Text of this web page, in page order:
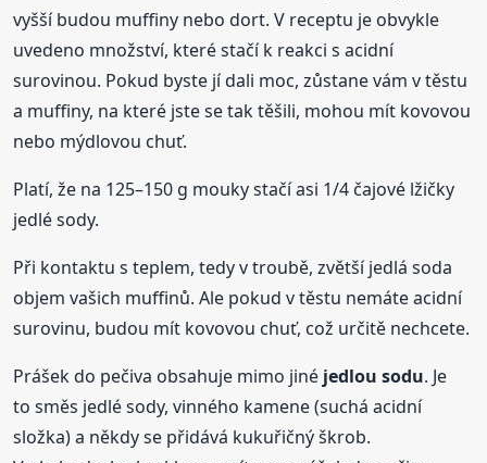
vyšší budou muffiny nebo dort. V receptu je obvykle
uvedeno množství, které stačí k reakci s acidní
surovinou. Pokud byste jí dali moc, zůstane vám v těstu
a muffiny, na které jste se tak těšili, mohou mít kovovou
nebo mýdlovou chuť.
Platí, že na 125–150 g mouky stačí asi 1/4 čajové lžičky
jedlé sody.
Při kontaktu s teplem, tedy v troubě, zvětší jedlá soda
objem vašich muffinů. Ale pokud v těstu nemáte acidní
surovinu, budou mít kovovou chuť, což určitě nechcete.
Prášek do pečiva obsahuje mimo jiné jedlou sodu. Je
to směs jedlé sody, vinného kamene (suchá acidní
složka) a někdy se přidává kukuřičný škrob.